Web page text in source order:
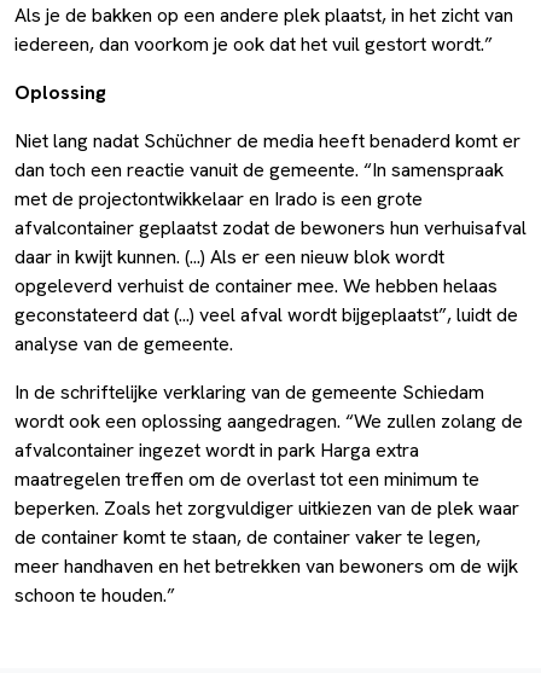
Als je de bakken op een andere plek plaatst, in het zicht van
iedereen, dan voorkom je ook dat het vuil gestort wordt.”
Oplossing
Niet lang nadat Schüchner de media heeft benaderd komt er
dan toch een reactie vanuit de gemeente. “In samenspraak
met de projectontwikkelaar en Irado is een grote
afvalcontainer geplaatst zodat de bewoners hun verhuisafval
daar in kwijt kunnen. (...) Als er een nieuw blok wordt
opgeleverd verhuist de container mee. We hebben helaas
geconstateerd dat (...) veel afval wordt bijgeplaatst”, luidt de
analyse van de gemeente.
In de schriftelijke verklaring van de gemeente Schiedam
wordt ook een oplossing aangedragen. “We zullen zolang de
afvalcontainer ingezet wordt in park Harga extra
maatregelen treffen om de overlast tot een minimum te
beperken. Zoals het zorgvuldiger uitkiezen van de plek waar
de container komt te staan, de container vaker te legen,
meer handhaven en het betrekken van bewoners om de wijk
schoon te houden.”